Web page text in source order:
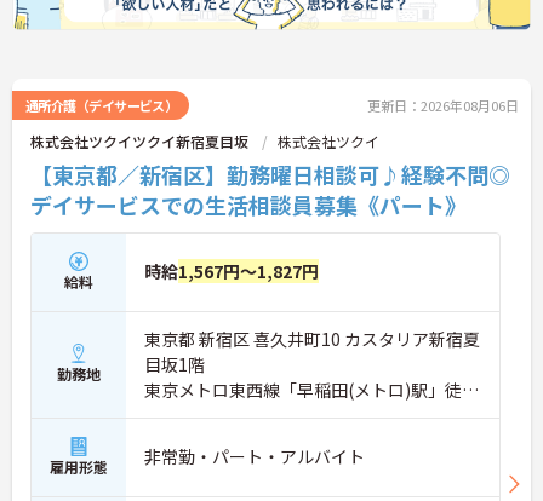
通所介護（デイサービス） 更新日：2026年08月06日
株式会社ツクイツクイ新宿夏目坂 株式会社ツクイ
【東京都／新宿区】勤務曜日相談可♪経験不問◎
デイサービスでの生活相談員募集《パート》
給料 時給1,567円～1,827円
勤務地
東京都 新宿区 喜久井町10 カスタリア新宿夏
目坂1階
東京メトロ東西線「早稲田(メトロ)駅」徒歩
1分
雇用形態 非常勤・パート・アルバイト